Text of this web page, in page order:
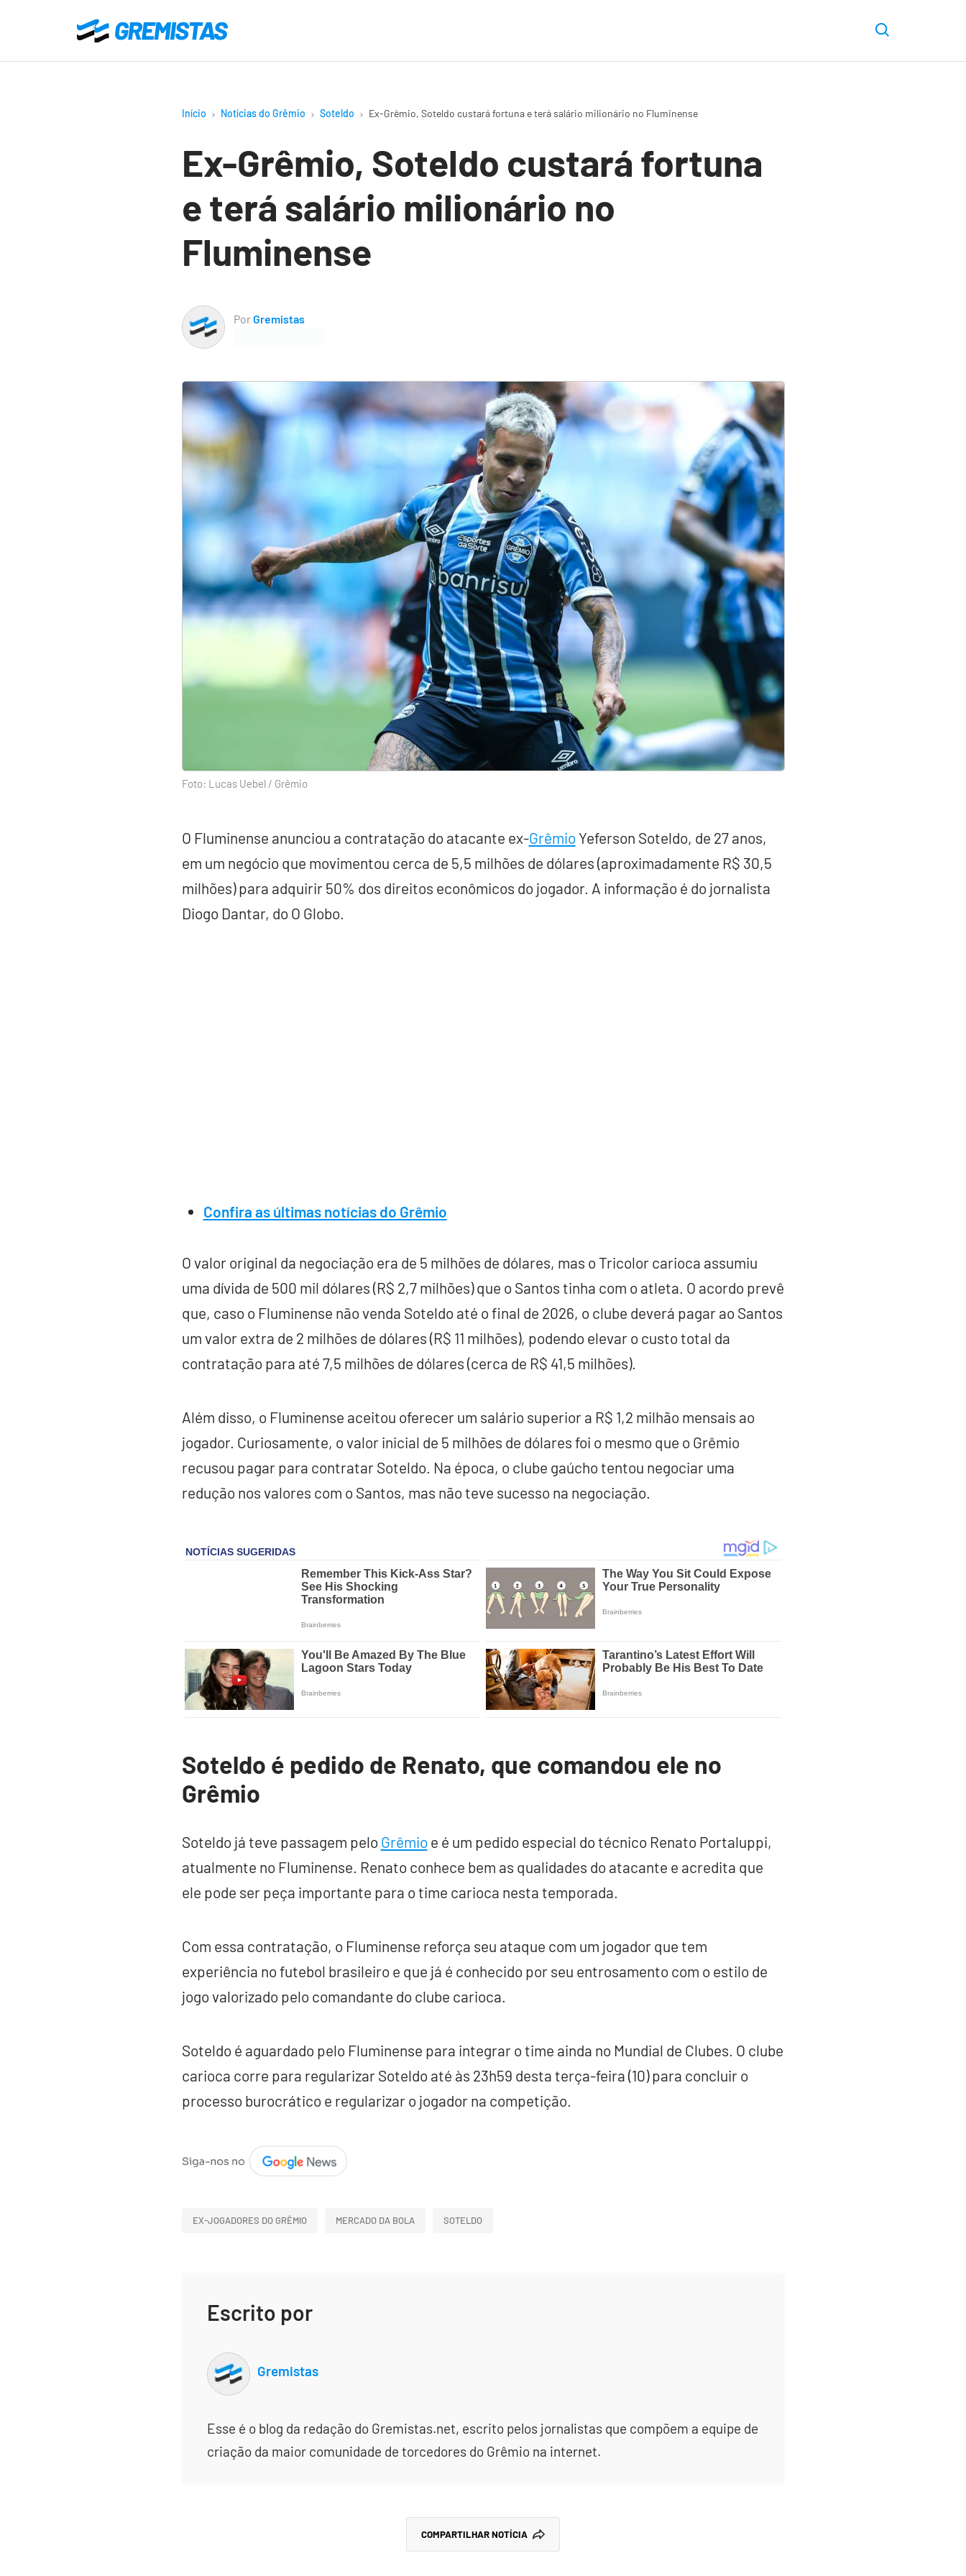
o
Gremistas
Início Notícias do Grêmio Soteldo Ex-Grêmio, Soteldo custará fortuna e terá salário milionário no Fluminense
Ex-Grêmio, Soteldo custará fortuna
e terá salário milionário no
Fluminense
PorGremistas
Foto: Lucas Uebel / Grêmio
O Fluminense anunciou a contratação do atacante ex-Grêmio Yeferson Soteldo, de 27 anos,
em um negócio que movimentou cerca de 5,5 milhões de dólares (aproximadamente R$ 30,5
milhões) para adquirir 50% dos direitos econômicos do jogador. A informação é do jornalista
Diogo Dantar, do O Globo.
Confira as últimas notícias do Grêmio
O valor original da negociação era de 5 milhões de dólares, mas o Tricolor carioca assumiu
uma dívida de 500 mil dólares (R$ 2,7 milhões) que o Santos tinha com o atleta. O acordo prevê
que, caso o Fluminense não venda Soteldo até o final de 2026, o clube deverá pagar ao Santos
um valor extra de 2 milhões de dólares (R$ 11 milhões), podendo elevar o custo total da
contratação para até 7,5 milhões de dólares (cerca de R$ 41,5 milhões).
Além disso, o Fluminense aceitou oferecer um salário superior a R$ 1,2 milhão mensais ao
jogador. Curiosamente, o valor inicial de 5 milhões de dólares foi o mesmo que o Grêmio
recusou pagar para contratar Soteldo. Na época, o clube gaúcho tentou negociar uma
redução nos valores com o Santos, mas não teve sucesso na negociação.
Soteldo é pedido de Renato, que comandou ele no
Grêmio
Soteldo já teve passagem pelo Grêmio e é um pedido especial do técnico Renato Portaluppi,
atualmente no Fluminense. Renato conhece bem as qualidades do atacante e acredita que
ele pode ser peça importante para o time carioca nesta temporada.
Com essa contratação, o Fluminense reforça seu ataque com um jogador que tem
experiência no futebol brasileiro e que já é conhecido por seu entrosamento com o estilo de
jogo valorizado pelo comandante do clube carioca.
Soteldo é aguardado pelo Fluminense para integrar o time ainda no Mundial de Clubes. O clube
carioca corre para regularizar Soteldo até às 23h59 desta terça-feira (10) para concluir o
processo burocrático e regularizar o jogador na competição.
EX-JOGADORES DO GRÊMIO MERCADO DA BOLA SOTELDO
Escrito por
Gremistas
Esse é o blog da redação do Gremistas.net, escrito pelos jornalistas que compõem a equipe de
criação da maior comunidade de torcedores do Grêmio na internet.
COMPARTILHAR NOTÍCIA